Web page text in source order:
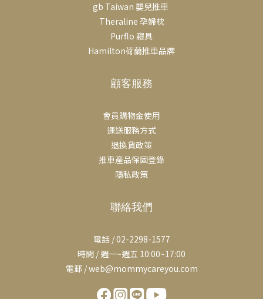
gb Taiwan 嬰兒推車
Theraline 孕婦枕
Purflo 寢具
Hamilton荷蘭推車品牌
顧客服務
會員購物金使用
運送服務方式
退換貨政策
推車產品保固登錄
隱私政策
聯絡我們
電話 / 02-2298-1577
時間 / 週一~週五 10:00~17:00
電郵 / web@mommycareyou.com